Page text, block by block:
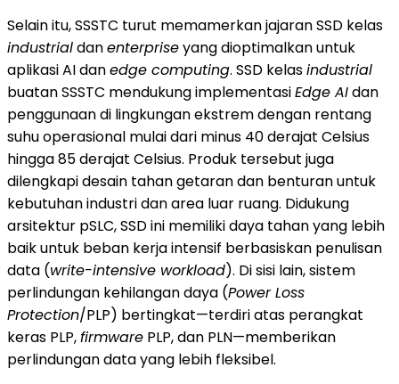
Selain itu, SSSTC turut memamerkan jajaran SSD kelas
industrialdanenterpriseyang dioptimalkan untuk
aplikasi AI danedge computing. SSD kelasindustrial
buatan SSSTC mendukung implementasiEdge AIdan
penggunaan di lingkungan ekstrem dengan rentang
suhu operasional mulai dari minus 40 derajat Celsius
hingga 85 derajat Celsius. Produk tersebut juga
dilengkapi desain tahan getaran dan benturan untuk
kebutuhan industri dan area luar ruang. Didukung
arsitektur pSLC, SSD ini memiliki daya tahan yang lebih
baik untuk beban kerja intensif berbasiskan penulisan
data (write-intensive workload). Di sisi lain, sistem
perlindungan kehilangan daya (Power Loss
Protection/PLP) bertingkat—terdiri atas perangkat
keras PLP,firmware PLP, dan PLN—memberikan
perlindungan data yang lebih fleksibel.